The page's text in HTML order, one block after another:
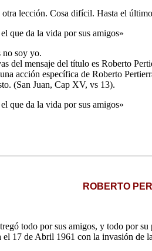
lección. Cosa difícil. Hasta el
que da la vida por sus amigos»
no soy yo.
del mensaje del título es Roberto
acción específica de Roberto
(San Juan, Cap XV, vs 13).
que da la vida por sus amigos»
ROBERTO
todo por sus amigos, y todo por
el 17 de Abril 1961 con la invasión de